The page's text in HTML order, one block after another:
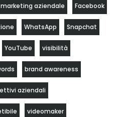
aziendale Facebook
WhatsApp Snapchat
YouTube visibilità
brand awareness
aziendali
videomaker